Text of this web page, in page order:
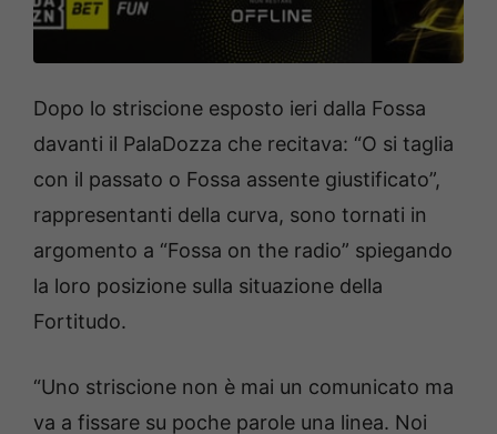
Dopo lo striscione esposto ieri dalla Fossa
davanti il PalaDozza che recitava: “O si taglia
con il passato o Fossa assente giustificato”,
rappresentanti della curva, sono tornati in
argomento a “Fossa on the radio” spiegando
la loro posizione sulla situazione della
Fortitudo.
“Uno striscione non è mai un comunicato ma
va a fissare su poche parole una linea. Noi